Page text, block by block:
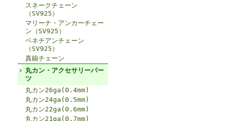
スネークチェーン
（SV925）
マリーナ・アンカーチェー
ン（SV925）
ベネチアンチェーン
（SV925）
真鍮チェーン
丸カン・アクセサリーパー
ツ
丸カン26ga(0.4mm)
丸カン24ga(0.5mm)
丸カン22ga(0.6mm)
丸カン21ga(0.7mm)